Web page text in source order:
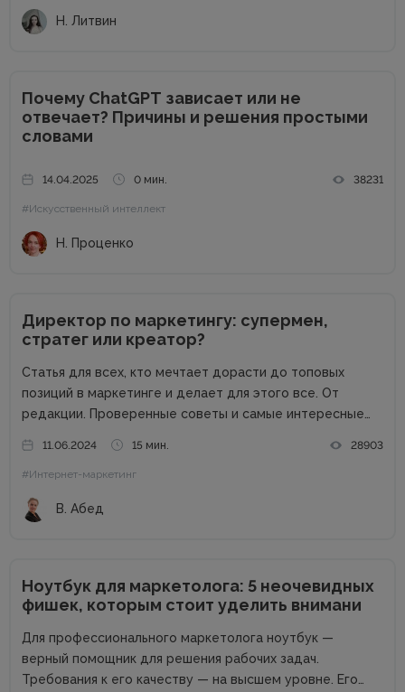
клиентов...
Н. Литвин
Почему ChatGPT зависает или не
отвечает? Причины и решения простыми
словами
14.04.2025 0 мин. 38231
#Искусственный интеллект
Н. Проценко
Директор по маркетингу: супермен,
стратег или креатор?
Статья для всех, кто мечтает дорасти до топовых
позиций в маркетинге и делает для этого все. От
редакции. Проверенные советы и самые интересные
на наш телеграм-канал и получайте каждую неделю
новую порцию...
11.06.2024 15 мин. 28903
#Интернет-маркетинг
В. Абед
Ноутбук для маркетолога: 5 неочевидных
фишек, которым стоит уделить внимани
Для профессионального маркетолога ноутбук —
верный помощник для решения рабочих задач.
Требования к его качеству — на высшем уровне. Его